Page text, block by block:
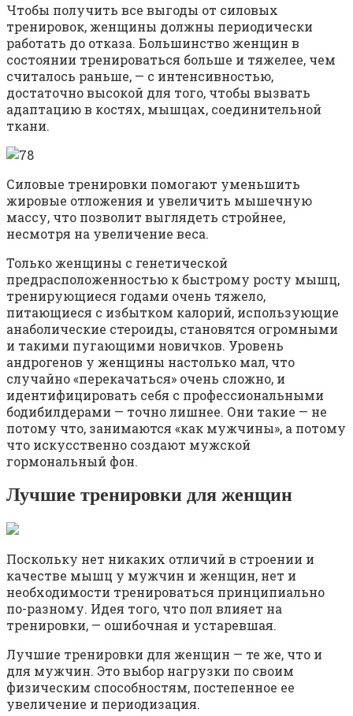
Чтобы получить все выгоды от силовых
тренировок, женщины должны периодически
работать до отказа. Большинство женщин в
состоянии тренироваться больше и тяжелее, чем
считалось раньше, — с интенсивностью,
достаточно высокой для того, чтобы вызвать
адаптацию в костях, мышцах, соединительной
ткани.
Силовые тренировки помогают уменьшить
жировые отложения и увеличить мышечную
массу, что позволит выглядеть стройнее,
несмотря на увеличение веса.
Только женщины с генетической
предрасположенностью к быстрому росту мышц,
тренирующиеся годами очень тяжело,
питающиеся с избытком калорий, использующие
анаболические стероиды, становятся огромными
и такими пугающими новичков. Уровень
андрогенов у женщины настолько мал, что
случайно «перекачаться» очень сложно, и
идентифицировать себя с профессиональными
бодибилдерами — точно лишнее. Они такие — не
потому что, занимаются «как мужчины», а потому
что искусственно создают мужской
гормональный фон.
Лучшие тренировки для женщин
Поскольку нет никаких отличий в строении и
качестве мышц у мужчин и женщин, нет и
необходимости тренироваться принципиально
по-разному. Идея того, что пол влияет на
тренировки, — ошибочная и устаревшая.
Лучшие тренировки для женщин — те же, что и
для мужчин. Это выбор нагрузки по своим
физическим способностям, постепенное ее
увеличение и периодизация.